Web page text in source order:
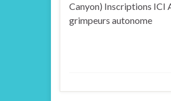
Canyon) Inscriptions ICI
grimpeurs autonome